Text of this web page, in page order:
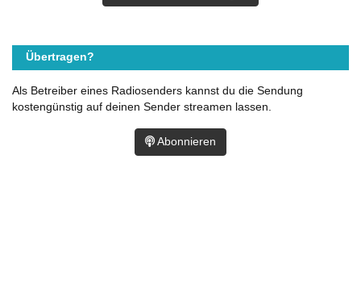
Übertragen?
Als Betreiber eines Radiosenders kannst du die Sendung
kostengünstig auf deinen Sender streamen lassen.
Abonnieren